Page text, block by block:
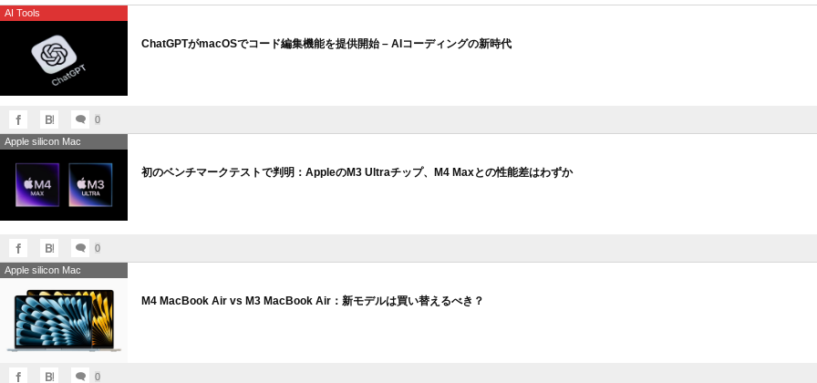
AI Tools
ChatGPTがmacOSでコード編集機能を提供開始 – AIコーディングの新時代
0
Apple silicon Mac
初のベンチマークテストで判明：AppleのM3 Ultraチップ、M4 Maxとの性能差はわずか
0
Apple silicon Mac
M4 MacBook Air vs M3 MacBook Air：新モデルは買い替えるべき？
0